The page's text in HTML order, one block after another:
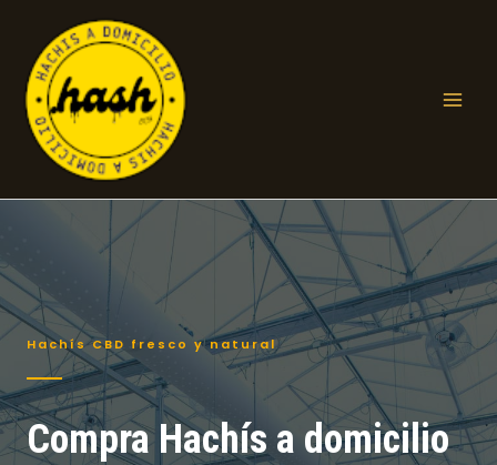
contenido
Hachís CBD fresco y natural
Compra Hachís a domicilio